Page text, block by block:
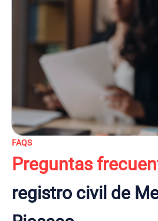
FAQS
Preguntas
registro civil de